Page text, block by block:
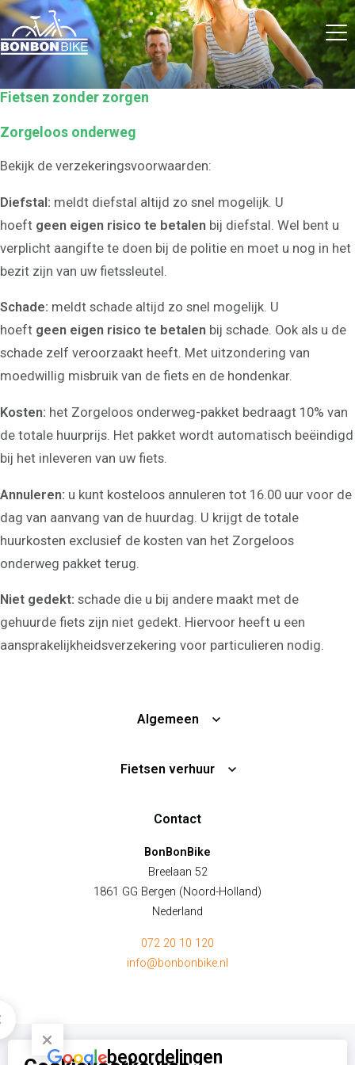
Voorwaarden
Aanbod fietsverhuur
Sportieve stadsfietsen
Elektrische bakfiets
Ouder-Kind-Tandem
Kinderfiets 20 inch
Kinderfiets 24-26 inch
Kaasmarkt Alkmaar
Strand Bergen
Schoorlse duinen
Bloembollen velden
Over ons
Fietsen zonder zorgen
Zorgeloos onderweg
Bekijk de verzekeringsvoorwaarden:
Diefstal: meldt diefstal altijd zo snel mogelijk. U
hoeft geen eigen risico te betalen bij diefstal. Wel bent u
verplicht aangifte te doen bij de politie en moet u nog in het
bezit zijn van uw fietssleutel.
Schade: meldt schade altijd zo snel mogelijk. U
hoeft geen eigen risico te betalen bij schade. Ook als u de
schade zelf veroorzaakt heeft. Met uitzondering van
moedwillig misbruik van de fiets en de hondenkar.
Kosten: het Zorgeloos onderweg-pakket bedraagt 10% van
de totale huurprijs. Het pakket wordt automatisch beëindigd
bij het inleveren van uw fiets.
Annuleren: u kunt kosteloos annuleren tot 16.00 uur voor de
dag van aanvang van de huurdag. U krijgt de totale
huurkosten exclusief de kosten van het Zorgeloos
onderweg pakket terug.
Niet gedekt: schade die u bij andere maakt met de
gehuurde fiets zijn niet gedekt. Hiervoor heeft u een
aansprakelijkheidsverzekering voor particulieren nodig.
Algemeen
Fietsen verhuur
Contact
BonBonBike
Breelaan 52
1861 GG Bergen (Noord-Holland)
Nederland
072 20 10 120
info@bonbonbike.nl
beoordelingen